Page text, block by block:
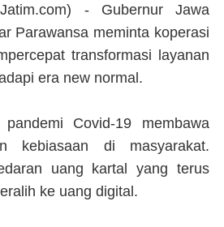
- Gubernur Jawa
Parawansa meminta koperasi
transformasi layanan
era new normal.
Covid-19 membawa
kebiasaan di masyarakat.
uang kartal yang terus
ke uang digital.